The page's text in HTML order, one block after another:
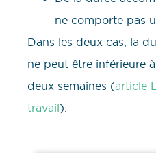
ne comporte pas
Dans les deux cas, la
ne peut être inférieure
deux semaines (article
travail).